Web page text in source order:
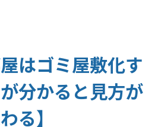
はゴミ屋敷化す
分かると見方が
る】